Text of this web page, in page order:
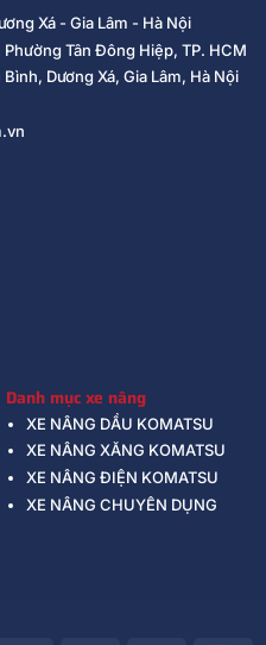
Xá - Gia Lâm - Hà Nội
Phường Tân Đông Hiệp, TP. HCM
Dương Xá, Gia Lâm, Hà Nội
Danh mục xe nâng
XE NÂNG DẦU KOMATSU
XE NÂNG XĂNG KOMATSU
XE NÂNG ĐIỆN KOMATSU
XE NÂNG CHUYÊN DỤNG